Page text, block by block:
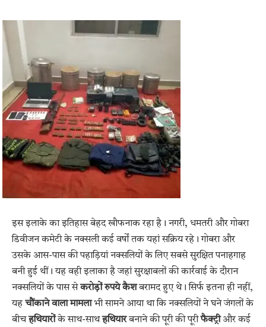
इस इलाके का इतिहास बेहद खौफनाक रहा है। नगरी, धमतरी और गोबरा
डिवीजन कमेटी के नक्सली कई वर्षों तक यहां सक्रिय रहे। गोबरा और
उसके आस-पास की पहाड़ियां नक्सलियों के लिए सबसे सुरक्षित पनाहगाह
बनी हुई थीं। यह वही इलाका है जहां सुरक्षाबलों की कार्रवाई के दौरान
नक्सलियों के पास सेकरोड़ों रुपये कैशबरामद हुए थे। सिर्फ इतना ही नहीं,
यह चौंकाने वाला मामलाभी सामने आया था कि नक्सलियों ने घने जंगलों के
बीचहथियारोंके साथ-साथहथियारबनाने की पूरी की पूरीफैक्ट्रीऔर कई